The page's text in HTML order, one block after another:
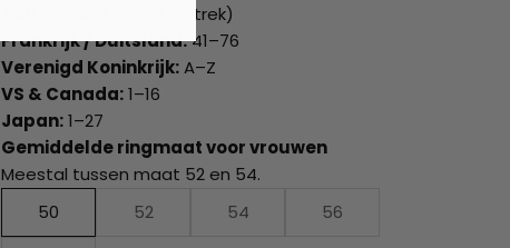
1–30 (omtrek)
Frankrijk / Duitsland:41–76
Verenigd Koninkrijk:A–Z
VS & Canada:1–16
Japan:1–27
Gemiddelde ringmaat voor vrouwen
Meestal tussen maat 52 en 54.
50
52 54 56